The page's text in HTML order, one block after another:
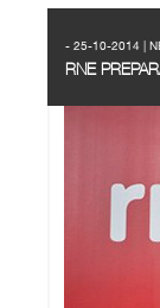
- 25-10-2014 |
RNE